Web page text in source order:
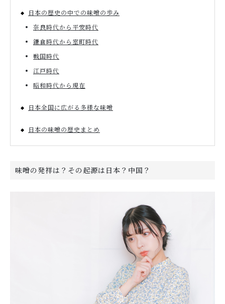
日本の歴史の中での味噌の歩み
奈良時代から平安時代
鎌倉時代から室町時代
戦国時代
江戸時代
昭和時代から現在
日本全国に広がる多様な味噌
日本の味噌の歴史まとめ
味噌の発祥は？その起源は日本？中国？